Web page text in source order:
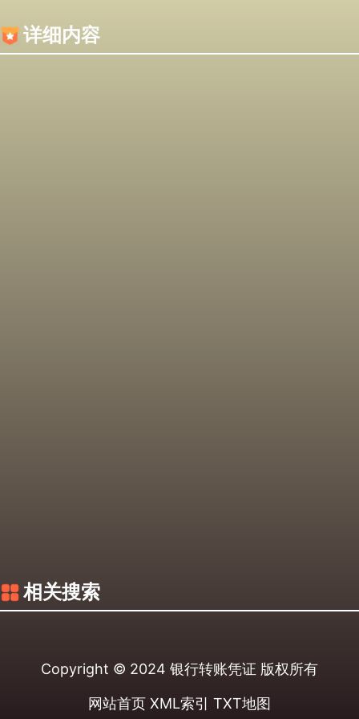
详细内容
相关搜索
Copyright © 2024 银行转账凭证 版权所有
网站首页 XML索引 TXT地图